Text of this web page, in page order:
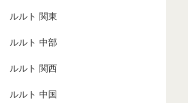
ルルト 関東
ルルト 中部
ルルト 関西
ルルト 中国